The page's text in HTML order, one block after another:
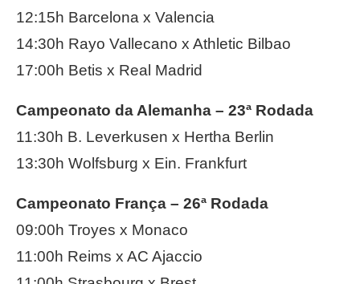
12:15h Barcelona x Valencia
14:30h Rayo Vallecano x Athletic Bilbao
17:00h Betis x Real Madrid
Campeonato da Alemanha – 23ª Rodada
11:30h B. Leverkusen x Hertha Berlin
13:30h Wolfsburg x Ein. Frankfurt
Campeonato França – 26ª Rodada
09:00h Troyes x Monaco
11:00h Reims x AC Ajaccio